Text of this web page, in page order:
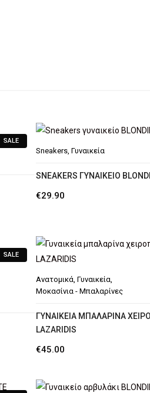
SALE
Sneakers, Γυναικεία
SNEAKERS ΓΥΝΑΙΚΕΊΟ
€29.90
SALE
Ανατομικά, Γυναικεία,
Μοκασίνια - Μπαλαρίνες
ΓΥΝΑΙΚΕΊΑ ΜΠΑΛΑΡΊΝΑ
LAZARIDIS
€45.00